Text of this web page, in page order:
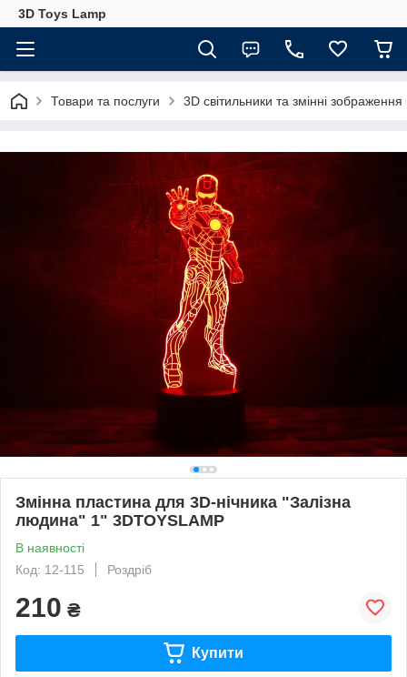
3D Toys Lamp
Товари та послуги 3D світильники та змінні зображення
Змінна пластина для 3D-нічника "Залізна
людина" 1" 3DTOYSLAMP
В наявності
Код: 12-115
Роздріб
210 ₴
Купити